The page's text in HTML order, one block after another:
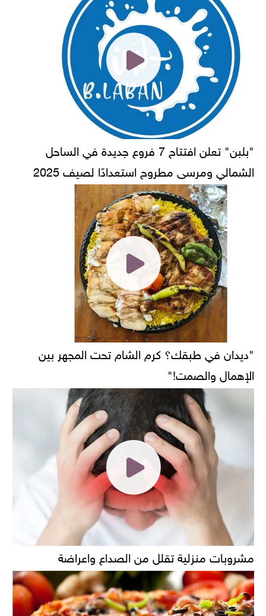
"بلبن" تعلن افتتاح 7 فروع جديدة في الساحل
الشمالي ومرسى مطروح استعدادًا لصيف 2025
"ديدان في طبقك؟ كرم الشام تحت المجهر بين
الإهمال والصمت!"
مشروبات منزلية تقلل من الصداع واعراضة